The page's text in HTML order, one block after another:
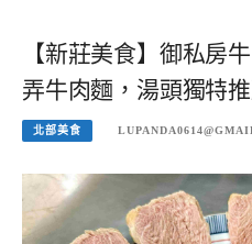
【新莊美食】御私房
弄牛肉麵，湯頭獨特推
北部美食